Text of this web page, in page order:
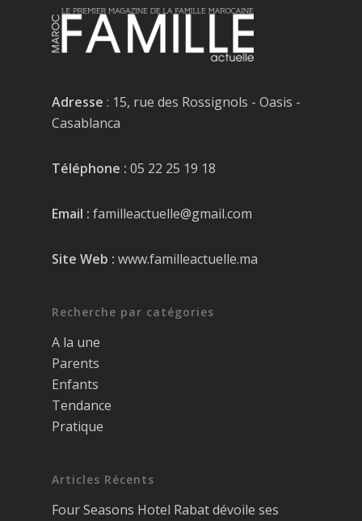
Adresse : 15, rue des Rossignols - Oasis -
Casablanca
Téléphone : 05 22 25 19 18
Email : familleactuelle@gmail.com
Site Web : www.familleactuelle.ma
Recherche par catégories
A la une
Parents
Enfants
Tendance
Pratique
Articles Récents
Four Seasons Hotel Rabat dévoile ses